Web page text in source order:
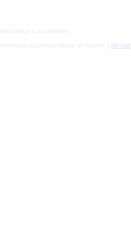
automática
da Universidade de Aveiro |